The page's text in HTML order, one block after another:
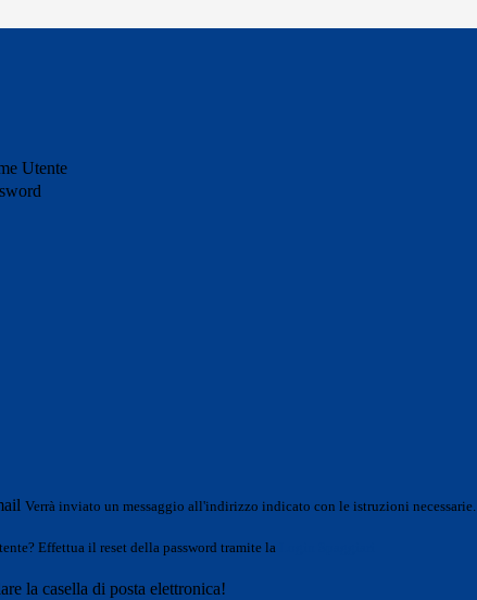
Utente
Verrà inviato un messaggio all'indirizzo indicato con le istruzioni necessarie.
Effettua il reset della password tramite la
la casella di posta elettronica!